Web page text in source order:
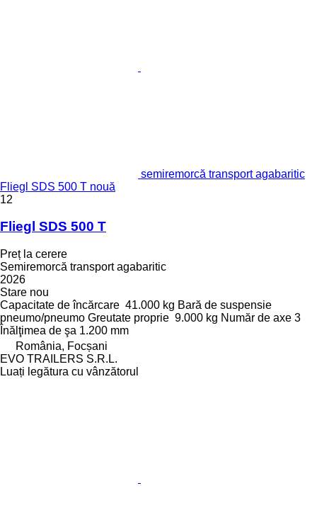
semiremorcă transport agabaritic
Fliegl SDS 500 T nouă
12
Fliegl SDS 500 T
Preț la cerere
Semiremorcă transport agabaritic
2026
Stare nou
Capacitate de încărcare 41.000 kg Bară de suspensie
pneumo/pneumo Greutate proprie 9.000 kg Număr de axe 3
Înălţimea de şa 1.200 mm
România, Focșani
EVO TRAILERS S.R.L.
Luați legătura cu vânzătorul